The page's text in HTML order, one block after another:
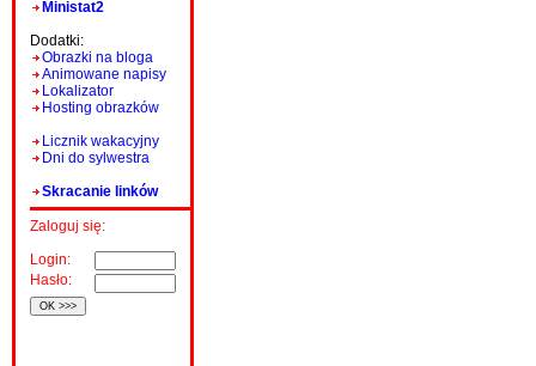
Ministat2
Dodatki:
Obrazki na bloga
Animowane napisy
Lokalizator
Hosting obrazków
Licznik wakacyjny
Dni do sylwestra
Skracanie linków
Zaloguj się:
Login:
Hasło: